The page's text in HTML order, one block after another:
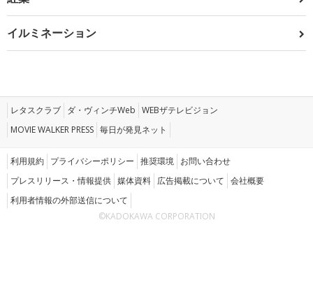
イルミネーション
レタスクラブ ダ・ヴィンチWeb WEBザテレビジョン
MOVIE WALKER PRESS 毎日が発見ネット
利用規約 プライバシーポリシー 推奨環境 お問い合わせ
プレスリリース・情報提供 媒体資料 広告掲載について 会社概要
利用者情報の外部送信について
©KADOKAWA CORPORATION